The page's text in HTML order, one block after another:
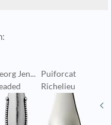
Jen...
Puiforcat
Richelieu